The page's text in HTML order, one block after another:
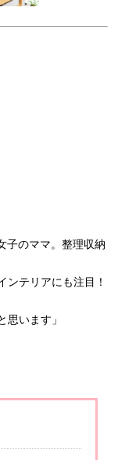
子のママ。整理収納
ンテリアにも注目！
います」